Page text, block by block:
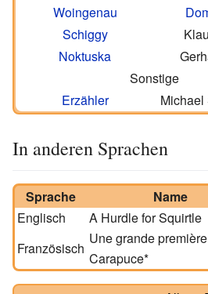
Woingenau
Schiggy
Noktuska
Sonstige
Erzähler
Michael
In anderen Sprachen
Sprache
Name
Englisch
A Hurdle for Squirtle
Französisch
Une grande
Carapuce*